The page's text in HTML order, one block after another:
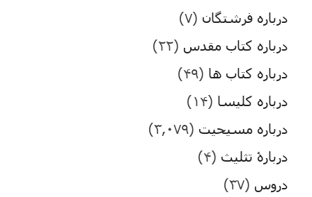
درباره فرشتگان (۷)
درباره کتاب مقدس (۲۲)
درباره کتاب ها (۴۹)
درباره کلیسا (۱۴)
درباره مسیحیت (۳,۰۷۹)
دربارۀ تثلیث (۴)
دروس (۳۷)